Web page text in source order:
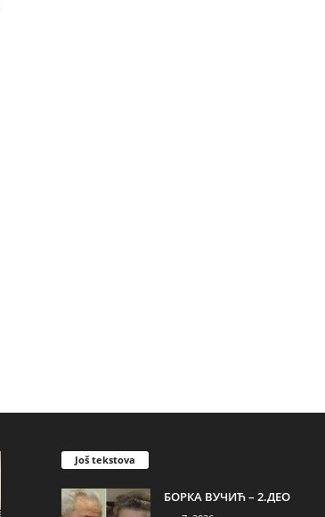
Još tekstova
БОРКА ВУЧИЋ – 2.ДЕО